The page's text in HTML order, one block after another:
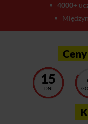
4000+
15
DNI